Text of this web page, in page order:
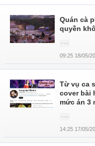
Quán cà
quyền
09:25 18/05/
Từ vụ ca
cover bài
mức án 3
14:25 17/05/